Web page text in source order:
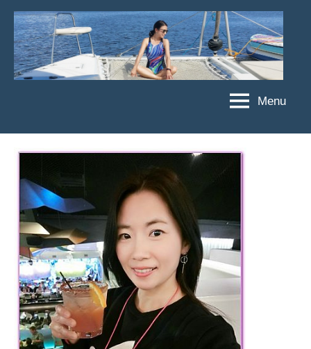
Skip
content
菲
亞
娃
JEFFIA
FANG
娃
絲
團、
題
旅
遊、
達
人
帶
Menu